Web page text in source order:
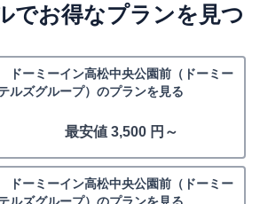
でお得なプランを見つ
ーミーイン高松中央公園前（ドーミー
ズグループ）のプランを見る
最安値 3,500 円～
ーミーイン高松中央公園前（ドーミー